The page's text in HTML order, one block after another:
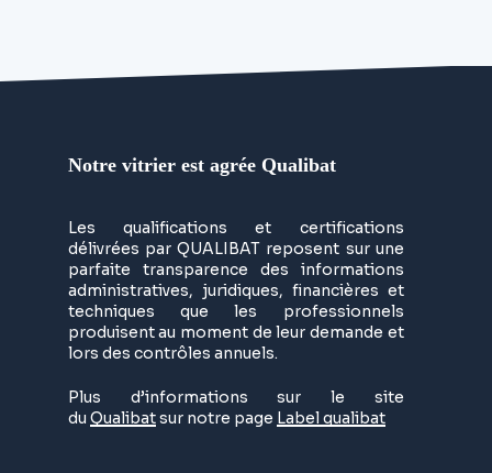
Notre vitrier est agrée Qualibat
Les qualifications et certifications
délivrées par QUALIBAT reposent sur une
parfaite transparence des informations
administratives, juridiques, financières et
techniques que les professionnels
produisent au moment de leur demande et
lors des contrôles annuels.
Plus d’informations sur le site
du Qualibatsur notre page Label qualibat